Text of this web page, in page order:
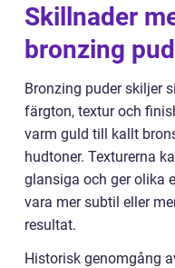
Skillnader
bronzing
Bronzing puder skiljer
färgton, textur och
varm guld till kallt
hudtoner. Texturerna
glansiga och ger olika
vara mer subtil eller
resultat.
Historisk genomgång